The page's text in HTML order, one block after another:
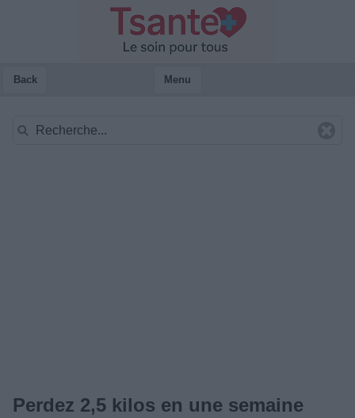
Back Menu
Perdez 2,5 kilos en une semaine